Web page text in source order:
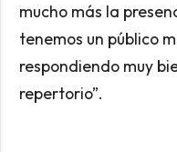
mucho más la
tenemos un público
respondiendo muy
repertorio”.